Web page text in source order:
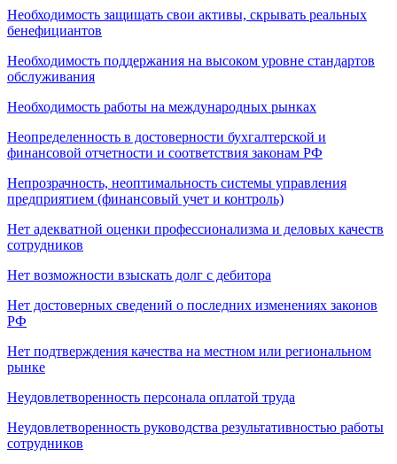
Необходимость защищать свои активы, скрывать реальных
бенефициантов
Необходимость поддержания на высоком уровне стандартов
обслуживания
Необходимость работы на международных рынках
Неопределенность в достоверности бухгалтерской и
финансовой отчетности и соответствия законам РФ
Непрозрачность, неоптимальность системы управления
предприятием (финансовый учет и контроль)
Нет адекватной оценки профессионализма и деловых качеств
сотрудников
Нет возможности взыскать долг с дебитора
Нет достоверных сведений о последних изменениях законов
РФ
Нет подтверждения качества на местном или региональном
рынке
Неудовлетворенность персонала оплатой труда
Неудовлетворенность руководства результативностью работы
сотрудников